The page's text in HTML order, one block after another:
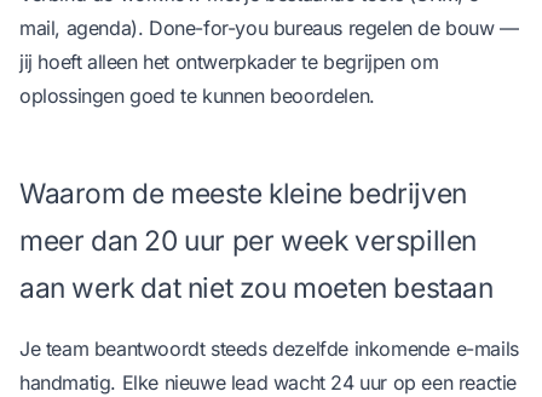
mail, agenda). Done-for-you bureaus regelen de bouw —
jij hoeft alleen het ontwerpkader te begrijpen om
oplossingen goed te kunnen beoordelen.
Waarom de meeste kleine bedrijven
meer dan 20 uur per week verspillen
aan werk dat niet zou moeten bestaan
Je team beantwoordt steeds dezelfde inkomende e-mails
handmatig. Elke nieuwe lead wacht 24 uur op een reactie